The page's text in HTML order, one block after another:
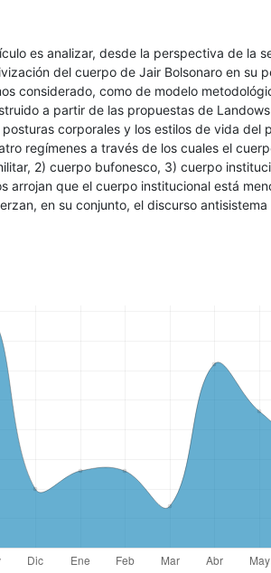
es analizar, desde la perspectiva de la
del cuerpo de Jair Bolsonaro en su
considerado, como de modelo
a partir de las propuestas de
corporales y los estilos de vida del
regímenes a través de los cuales el
2) cuerpo bufonesco, 3) cuerpo
arrojan que el cuerpo institucional está
en su conjunto, el discurso